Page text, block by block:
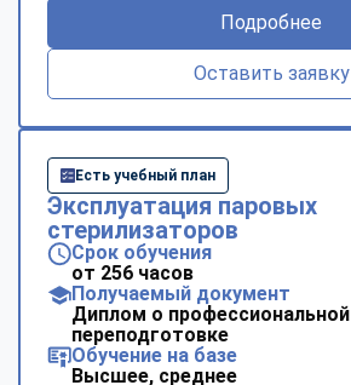
Подробнее
Оставить заявку
Есть учебный план
Эксплуатация паровых
стерилизаторов
Срок обучения
от 256 часов
Получаемый документ
Диплом о профессиональной
переподготовке
Обучение на базе
Высшее, среднее